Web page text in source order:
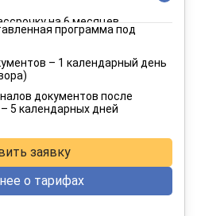
на 6 месяцев
/ 3 637 руб.
на 12 месяцев
программа под
– 1 календарный день
документов после
5 календарных дней
заявку
о тарифах